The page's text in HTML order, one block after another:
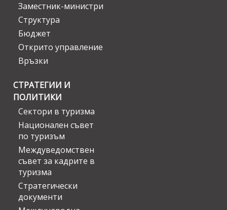
Заместник-министри
Структура
Бюджет
Открито управление
Връзки
СТРАТЕГИИ И
ПОЛИТИКИ
Сектори в туризма
Национален съвет
по туризъм
Междуведомствен
съвет за кадрите в
туризма
Стратегически
документи